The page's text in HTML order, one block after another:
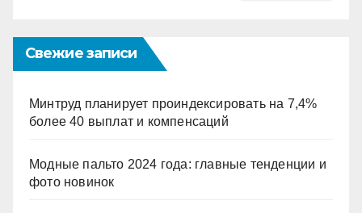
Свежие записи
Минтруд планирует проиндексировать на 7,4%
более 40 выплат и компенсаций
Модные пальто 2024 года: главные тенденции и
фото новинок